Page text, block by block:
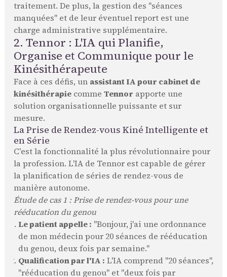
traitement. De plus, la gestion des "séances
manquées" et de leur éventuel report est une
charge administrative supplémentaire.
2. Tennor : L'IA qui Planifie,
Organise et Communique pour le
Kinésithérapeute
Face à ces défis, un assistant IA pour cabinet de
kinésithérapiecomme Tennor apporte une
solution organisationnelle puissante et sur
mesure.
La Prise de Rendez-vous Kiné Intelligente et
en Série
C'est la fonctionnalité la plus révolutionnaire pour
la profession. L'IA de Tennor est capable de gérer
la planification de séries de rendez-vous de
manière autonome.
Étude de cas 1 : Prise de rendez-vous pour une
rééducation du genou
Le patient appelle : "Bonjour, j'ai une ordonnance
de mon médecin pour 20 séances de rééducation
du genou, deux fois par semaine."
Qualification par l'IA : L'IA comprend "20 séances",
"rééducation du genou" et "deux fois par